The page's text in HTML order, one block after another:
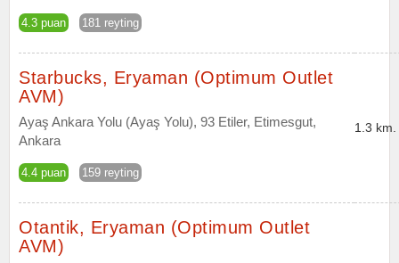
4.3 puan 181 reyting
Starbucks, Eryaman (Optimum Outlet
AVM)
Ayaş Ankara Yolu (Ayaş Yolu), 93 Etiler, Etimesgut,
Ankara
4.4 puan 159 reyting
1.3 km.
Otantik, Eryaman (Optimum Outlet
AVM)